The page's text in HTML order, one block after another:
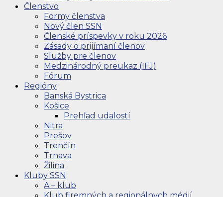
Členstvo
Formy členstva
Nový člen SSN
Členské príspevky v roku 2026
Zásady o prijímaní členov
Služby pre členov
Medzinárodný preukaz (IFJ)
Fórum
Regióny
Banská Bystrica
Košice
Prehľad udalostí
Nitra
Prešov
Trenčín
Trnava
Žilina
Kluby SSN
A – klub
Klub firemných a regionálnych médií